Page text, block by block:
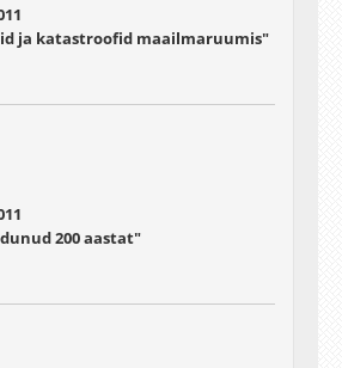
ja katastroofid maailmaruumis"
200 aastat"